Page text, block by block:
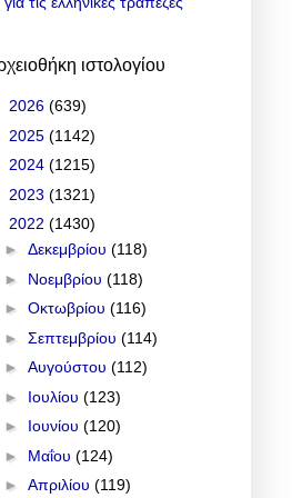
ιστολογίου
2026 (639)
2025 (1142)
2024 (1215)
2023 (1321)
2022 (1430)
► Δεκεμβρίου (118)
► Νοεμβρίου (118)
► Οκτωβρίου (116)
► Σεπτεμβρίου (114)
► Αυγούστου (112)
► Ιουλίου (123)
► Ιουνίου (120)
► Μαΐου (124)
► Απριλίου (119)